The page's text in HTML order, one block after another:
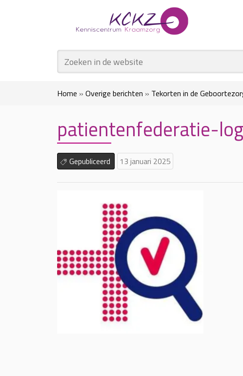
Home » Overige berichten » Tekorten in de
patientenfederatie-
Gepubliceerd 13 januari 2025